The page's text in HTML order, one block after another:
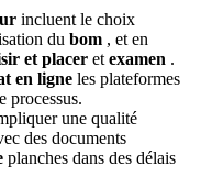
incluent le choix
du bom , et en
et placer et examen .
en ligne les plateformes
processus.
une qualité
des documents
planches dans des délais